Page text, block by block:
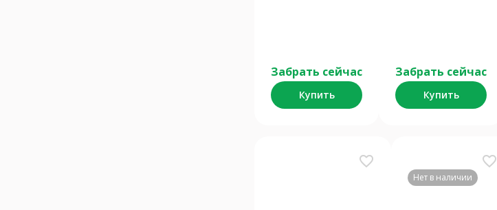
Забрать сейчас
Купить
Забрать сейчас
Купить
favorite_border favorite_border
Нет в наличии